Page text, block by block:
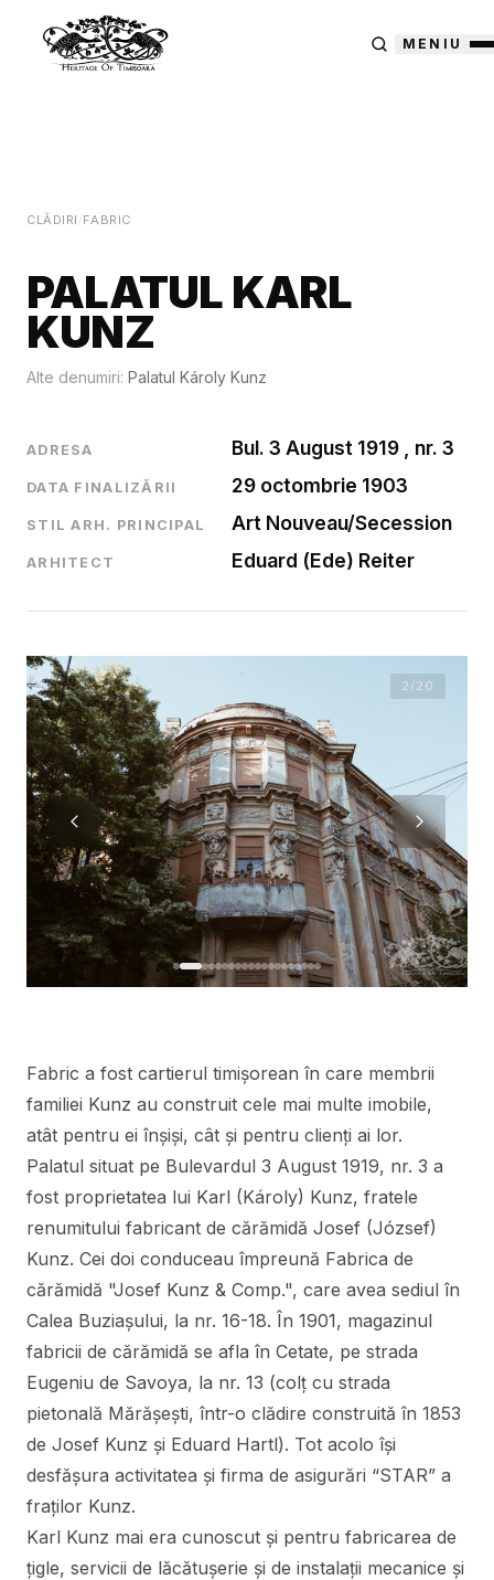
MENIU
CLĂDIRI FABRIC
PALATUL KARL
KUNZ
Alte denumiri: Palatul Károly Kunz
ADRESA Bul. 3 August 1919 , nr. 3
DATA FINALIZĂRII 29 octombrie 1903
STIL ARH. PRINCIPAL Art Nouveau/Secession
ARHITECT Eduard (Ede) Reiter
2 /20
Fabric a fost cartierul timişorean în care membrii
familiei Kunz au construit cele mai multe imobile,
atât pentru ei înşişi, cât şi pentru clienţi ai lor.
Palatul situat pe Bulevardul 3 August 1919, nr. 3 a
fost proprietatea lui Karl (Károly) Kunz, fratele
renumitului fabricant de cărămidă Josef (József)
Kunz. Cei doi conduceau împreună Fabrica de
cărămidă "Josef Kunz & Comp.", care avea sediul în
Calea Buziaşului, la nr. 16-18. În 1901, magazinul
fabricii de cărămidă se afla în Cetate, pe strada
Eugeniu de Savoya, la nr. 13 (colţ cu strada
pietonală Mărăşeşti, într-o clădire construită în 1853
de Josef Kunz şi Eduard Hartl). Tot acolo îşi
desfăşura activitatea şi firma de asigurări “STAR” a
fraţilor Kunz.
Karl Kunz mai era cunoscut şi pentru fabricarea de
ţigle, servicii de lăcătuşerie şi de instalaţii mecanice şi